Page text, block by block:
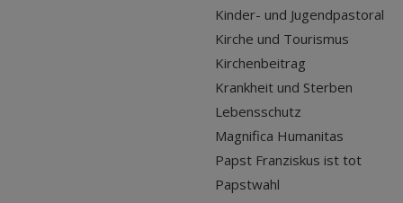
Kinder- und Jugendpastoral
Kirche und Tourismus
Kirchenbeitrag
Krankheit und Sterben
Lebensschutz
Magnifica Humanitas
Papst Franziskus ist tot
Papstwahl